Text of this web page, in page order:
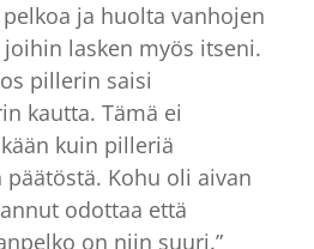
ja huolta vanhojen
lasken myös itseni.
pillerin saisi
kautta. Tämä ei
kuin pilleriä
Kohu oli aivan
odottaa että
on niin suuri.”